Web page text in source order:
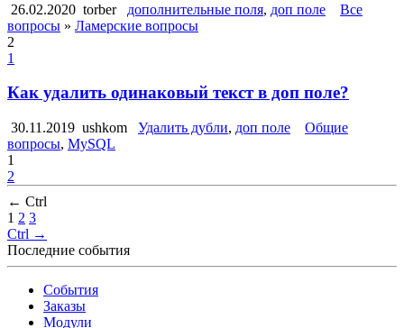
26.02.2020 torber дополнительные поля, доп поле
Все
вопросы » Ламерские вопросы
2
1
Как удалить одинаковый текст в доп поле?
30.11.2019 ushkom Удалить дубли, доп поле
Общие
вопросы, MySQL
1
2
← Ctrl
1 2 3
Ctrl →
Последние события
События
Заказы
Модули